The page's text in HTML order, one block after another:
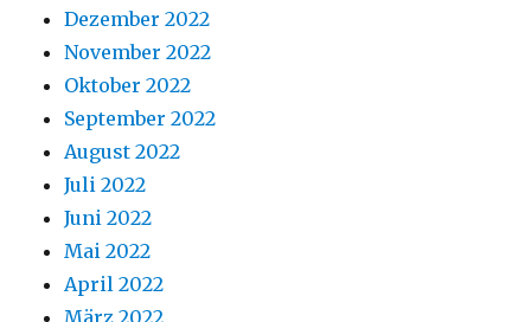
Dezember 2022
November 2022
Oktober 2022
September 2022
August 2022
Juli 2022
Juni 2022
Mai 2022
April 2022